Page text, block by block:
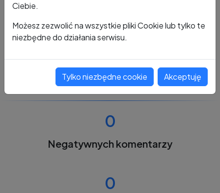
0
Negatywnych komentarzy
0
Ciebie.
Możesz zezwolić na wszystkie pliki Cookie lub tylko te
niezbędne do działania serwisu.
Tylko niezbędne cookie Akceptuję